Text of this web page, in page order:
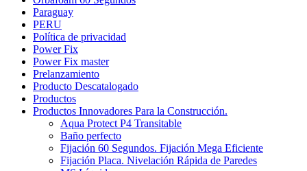
Paraguay
PERU
Política de privacidad
Power Fix
Power Fix master
Prelanzamiento
Producto Descatalogado
Productos
Productos Innovadores Para la Construcción.
Aqua Protect P4 Transitable
Baño perfecto
Fijación 60 Segundos. Fijación Mega Eficiente
Fijación Placa. Nivelación Rápida de Paredes